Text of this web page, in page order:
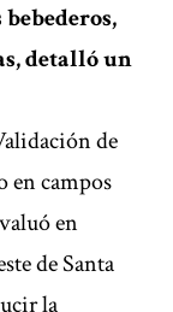
detalló un
de
en campos
en
de Santa
la